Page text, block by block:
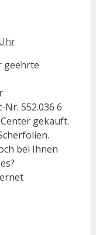
geehrte
552.036 6
gekauft.
bei Ihnen